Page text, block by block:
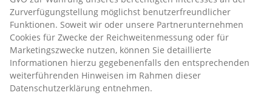
Zurverfügungstellung möglichst benutzerfreundlicher
Funktionen. Soweit wir oder unsere Partnerunternehmen
Cookies für Zwecke der Reichweitenmessung oder für
Marketingszwecke nutzen, können Sie detaillierte
Informationen hierzu gegebenenfalls den entsprechenden
weiterführenden Hinweisen im Rahmen dieser
Datenschutzerklärung entnehmen.